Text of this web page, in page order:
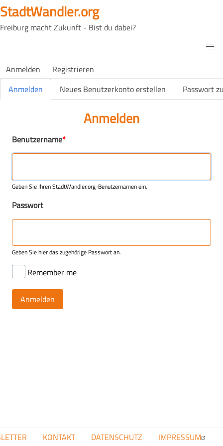
Direkt
zum
Inhalt
StadtWandler.org
Freiburg macht Zukunft - Bist du dabei?
Main
menu
H4C
USER
Anmelden Registrieren
Primäre Reiter
Anmelden(aktiver Reiter)Neues Benutzerkonto erstellen Passwort
Anmelden
Benutzername
Geben Sie Ihren StadtWandler.org-Benutzernamen ein.
Passwort
Geben Sie hier das zugehörige Passwort an.
Remember me
FUSSZEILENMENÜKONTAKT DATENSCHUTZ IMPRESSUM